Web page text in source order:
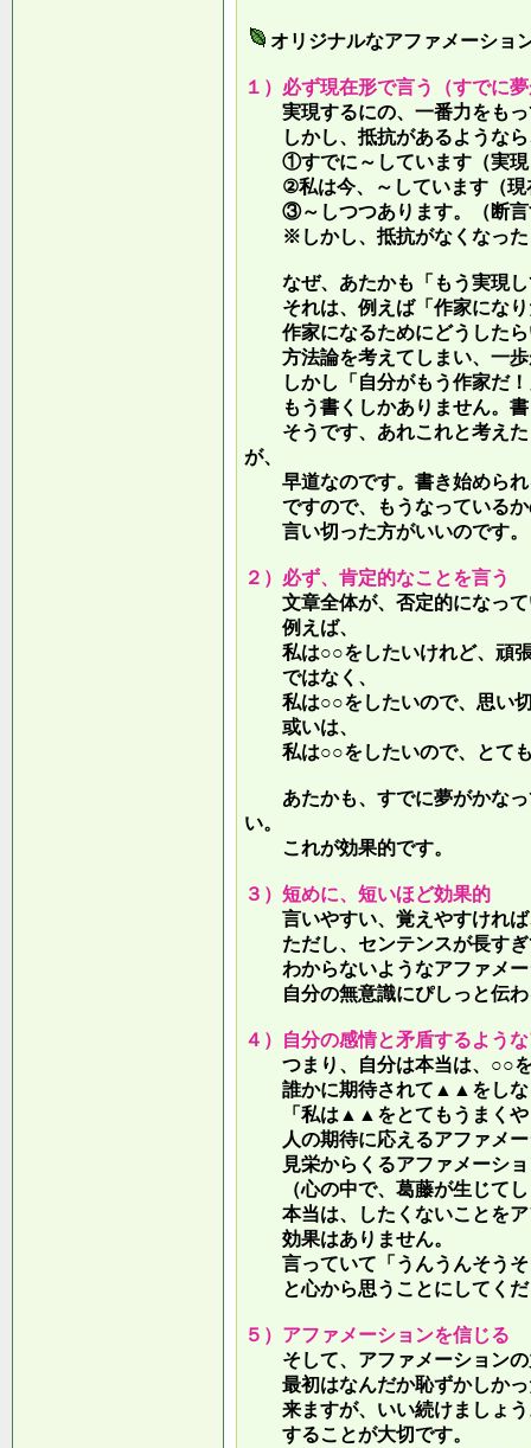
オリジナルなアファメーショ
１）必ず現在形で言う（すでに
実現するにの、一番力をもっ
しかし、抵抗があるような
①すでに～しています（実現
②私は今、～しています（現
③～しつつあります。（断言
※しかし、抵抗がなくなった
なぜ、あたかも「もう実現し
それは、例えば「作家になり
作家になるためにどうしたら
方法論を考えてしまい、一歩
しかし「自分がもう作家だ！
もう書くしかありません。書
そうです、あれこれと考えた
が、
早道なのです。書き始められ
ですので、もうなっているか
言い切った方がいいのです。
２）必ず、肯定的なことを言う
文章全体が、否定的になっ
例えば、
私は○○をしたいけれど、頑張
ではなく、
私は○○をしたいので、思い切
或いは、
私は○○をしたいので、とても
あたかも、すでに夢がかなっ
い。
これが効果的です。
３）短めに、短いほど効果的
言いやすい、覚えやすければ
ただし、センテンスが長すぎ
わからないようなアファメー
自分の無意識にぴしっと伝わ
４）自分の感情と矛盾するよう
つまり、自分は本当は、○○を
誰かに期待されて▲▲をしな
「私は▲▲をとてもうまくや
人の期待に応えるアファメ
見栄からくるアファメーショ
（心の中で、葛藤が生じてし
本当は、したくないことをア
効果はありません。
言っていて 「うんうんそう
と心から思うことにしてくだ
５）アファメーションを信じる
そして、アファメーションの
最初はなんだか恥ずかしかっ
来ますが、いい続けましょう
することが大切です。